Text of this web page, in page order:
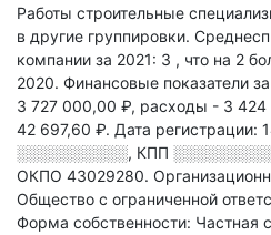
Работы строительные
в другие группировки.
компании за 2021: 3 , что на 2
2020. Финансовые показатели
3 727 000,00 ₽, расходы - 3
42 697,60 ₽. Дата регистрации:
░░░░░░░░░░, КПП
ОКПО 43029280.
Общество с ограниченной
Форма собственности: Частная